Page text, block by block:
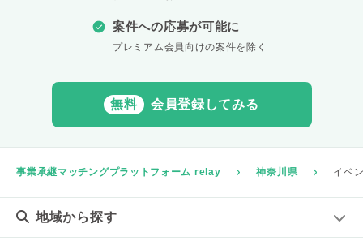
案件への応募が可能に
プレミアム会員向けの案件を除く
無料 会員登録してみる
事業承継マッチングプラットフォーム relay 神奈川県 イベ
地域から探す